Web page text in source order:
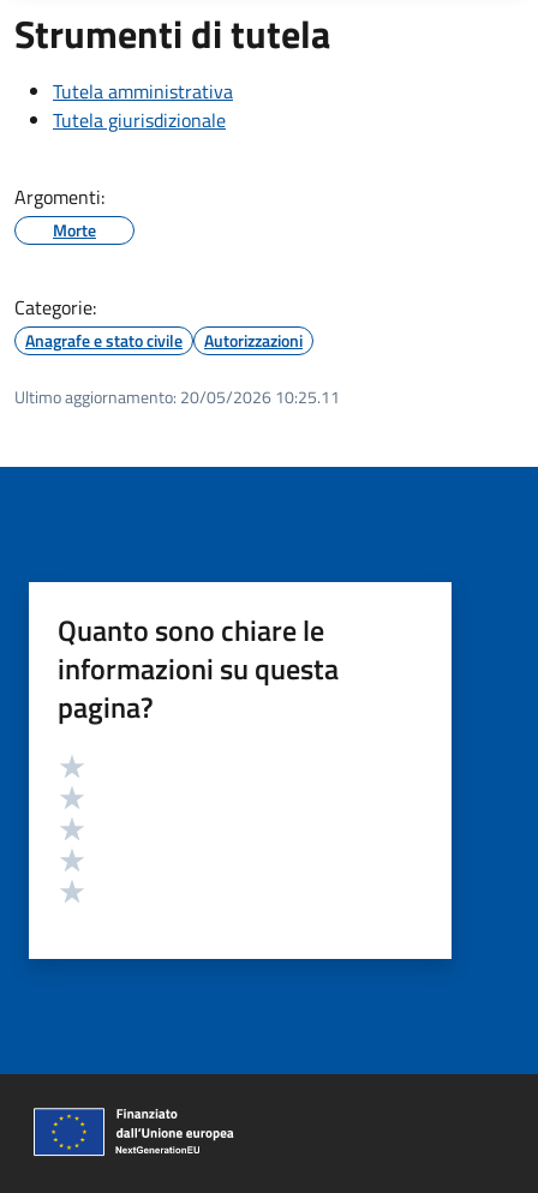
Strumenti di tutela
Tutela amministrativa
Tutela giurisdizionale
Argomenti:
Morte
Categorie:
Anagrafe e stato civile Autorizzazioni
Ultimo aggiornamento: 20/05/2026 10:25.11
Quanto sono chiare le
informazioni su questa
pagina?
Valutazione